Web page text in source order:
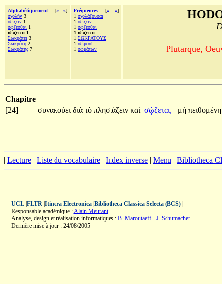
Alphabétiquement [« »]
σχολὴν 3
σῴζειν 1
σῴζεσθαι 1
σῴζεται 1
Σωκράτει 3
Σωκράτη 2
Σωκράτης 7
Fréquences [« »]
1 σχολάζουσαι
1 σῴζειν
1 σῴζεσθαι
1 σῴζεται
1 ΣΩΚΡΑΤΟΥΣ
1 σώμασι
1 σωμάτων Plutarque,
Chapitre
[24]
συνακούει διὰ τὸ πλησιάζειν καὶ σῴζεται, μὴ
| Lecture | Liste du vocabulaire | Index inverse | Menu | Bibliotheca
UCL| FLTR| Itinera Electronica| Bibliotheca Classica Selecta (BCS)|
Responsable académique :Alain Meurant
Analyse, design et réalisation informatiques : B. Maroutaeff- J. Schumacher
Dernière mise à jour : 24/08/2005